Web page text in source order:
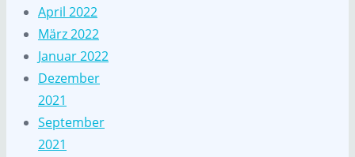
April 2022
März 2022
Januar 2022
Dezember
2021
September
2021